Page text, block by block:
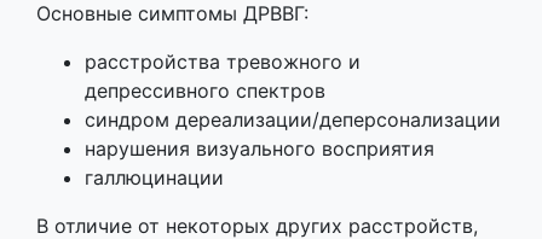
Основные симптомы ДРВВГ:
расстройства тревожного и
депрессивного спектров
синдром дереализации/деперсонализации
нарушения визуального восприятия
галлюцинации
В отличие от некоторых других расстройств,